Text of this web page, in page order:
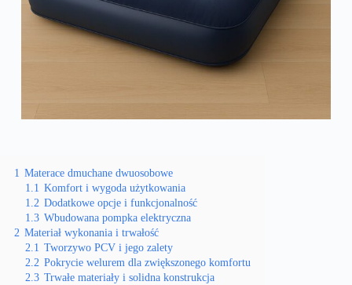
1 Materace dmuchane dwuosobowe
1.1 Komfort i wygoda użytkowania
1.2 Dodatkowe opcje i funkcjonalność
1.3 Wbudowana pompka elektryczna
2 Materiał wykonania i trwałość
2.1 Tworzywo PCV i jego zalety
2.2 Pokrycie welurem dla zwiększonego komfortu
2.3 Trwałe materiały i solidna konstrukcja